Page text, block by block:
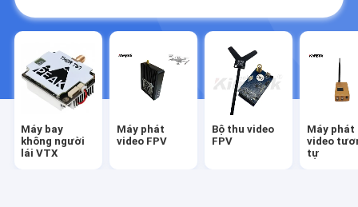
Máy bay
không người
lái VTX
Máy phát
video FPV
Bộ thu video
FPV
Máy phát
video
tự